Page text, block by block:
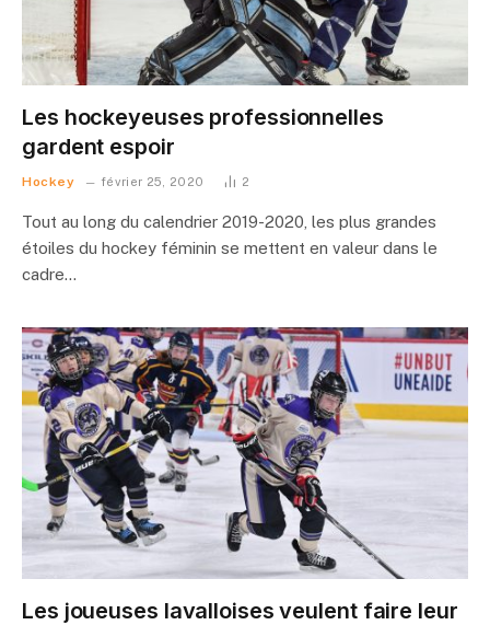
Les hockeyeuses professionnelles
gardent espoir
Hockey février 25, 2020 2
Tout au long du calendrier 2019-2020, les plus grandes
étoiles du hockey féminin se mettent en valeur dans le
cadre…
Les joueuses lavalloises veulent faire leur